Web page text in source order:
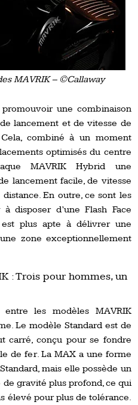
MAVRIK – ©Callaway
une combinaison
lancement et de vitesse de
combiné à un moment
optimisés du centre
MAVRIK Hybrid une
lancement facile, de vitesse
En outre, ce sont les
disposer d’une Flash Face
plus apte à délivrer une
zone exceptionnellement
: Trois pour hommes, un
les modèles MAVRIK
Le modèle Standard est de
carré, conçu pour se fondre
de fer. La MAX a une forme
mais elle possède un
gravité plus profond, ce qui
élevé pour plus de tolérance.